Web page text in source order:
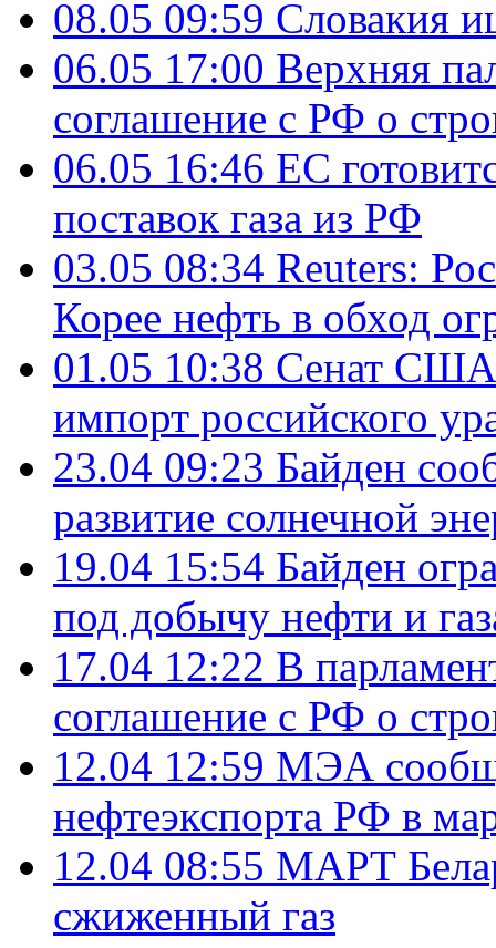
08.05 09:59 Словакия
06.05 17:00 Верхняя
соглашение с РФ о
06.05 16:46 ЕС
поставок газа из РФ
03.05 08:34 Reuters:
Корее нефть в обход
01.05 10:38 Сенат США
импорт российского
23.04 09:23 Байден
развитие солнечной
19.04 15:54 Байден
под добычу нефти и
17.04 12:22 В
соглашение с РФ о
12.04 12:59 МЭА
нефтеэкспорта РФ в
12.04 08:55 МАРТ
сжиженный газ